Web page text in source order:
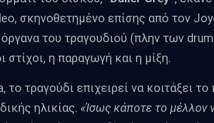
σκηνοθετημένο επίσης από τον
του τραγουδιού (πλην των
στίχοι, η παραγωγή και η μίξη.
τραγούδι επιχειρεί να κοιτάξει
ηλικίας. «Ίσως κάποτε το μέλλον